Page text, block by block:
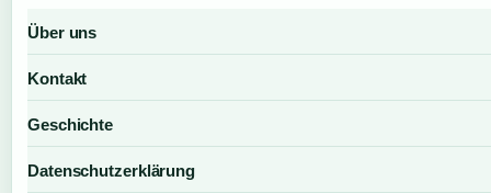
Über uns
Kontakt
Geschichte
Datenschutzerklärung